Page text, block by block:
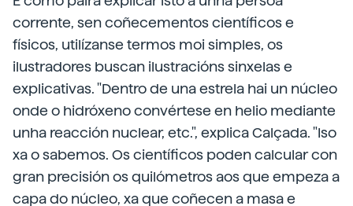
corrente, sen coñecementos científicos e
físicos, utilízanse termos moi simples, os
ilustradores buscan ilustracións sinxelas e
explicativas. "Dentro de una estrela hai un núcleo
onde o hidróxeno convértese en helio mediante
unha reacción nuclear, etc.", explica Calçada. "Iso
xa o sabemos. Os científicos poden calcular con
gran precisión os quilómetros aos que empeza a
capa do núcleo, xa que coñecen a masa e